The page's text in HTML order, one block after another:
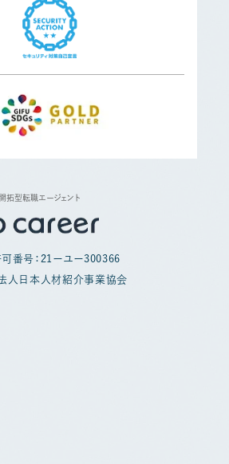
拓型転職エージェント
番号：21ーユー300366
人日本人材紹介事業協会